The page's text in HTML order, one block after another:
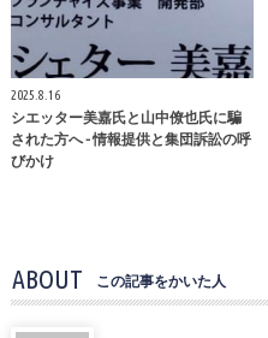
2025.8.16
シエッター美嘉氏と山中僚也氏に騙
された方へ - 情報提供と集団訴訟の呼
びかけ
ABOUT この記事をかいた人